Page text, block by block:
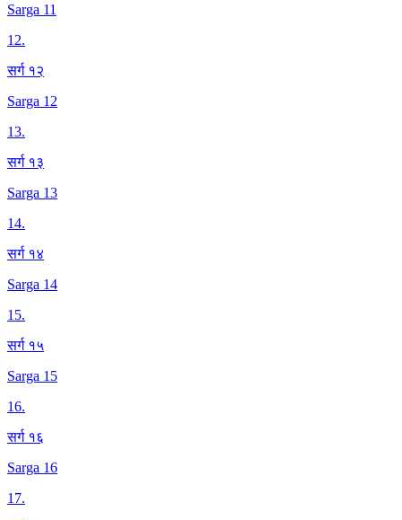
Sarga 11
12.
सर्ग १२
Sarga 12
13.
सर्ग १३
Sarga 13
14.
सर्ग १४
Sarga 14
15.
सर्ग १५
Sarga 15
16.
सर्ग १६
Sarga 16
17.